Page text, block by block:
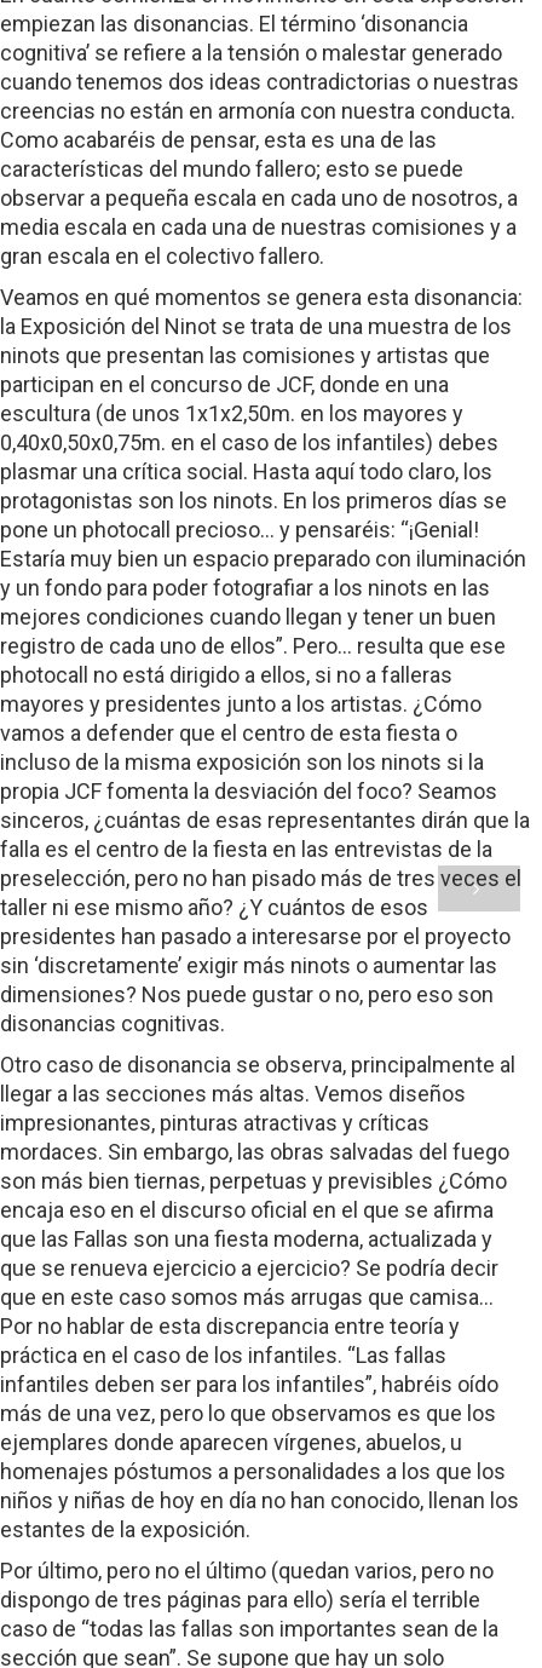
empiezan las disonancias. El término ‘disonancia
cognitiva’ se refiere a la tensión o malestar generado
cuando tenemos dos ideas contradictorias o nuestras
creencias no están en armonía con nuestra conducta.
Como acabaréis de pensar, esta es una de las
características del mundo fallero; esto se puede
observar a pequeña escala en cada uno de nosotros, a
media escala en cada una de nuestras comisiones y a
gran escala en el colectivo fallero.
Veamos en qué momentos se genera esta disonancia:
la Exposición del Ninot se trata de una muestra de los
ninots que presentan las comisiones y artistas que
participan en el concurso de JCF, donde en una
escultura (de unos 1x1x2,50m. en los mayores y
0,40x0,50x0,75m. en el caso de los infantiles) debes
plasmar una crítica social. Hasta aquí todo claro, los
protagonistas son los ninots. En los primeros días se
pone un photocall precioso… y pensaréis: “¡Genial!
Estaría muy bien un espacio preparado con iluminación
y un fondo para poder fotografiar a los ninots en las
mejores condiciones cuando llegan y tener un buen
registro de cada uno de ellos”. Pero… resulta que ese
photocall no está dirigido a ellos, si no a falleras
mayores y presidentes junto a los artistas. ¿Cómo
vamos a defender que el centro de esta fiesta o
incluso de la misma exposición son los ninots si la
propia JCF fomenta la desviación del foco? Seamos
sinceros, ¿cuántas de esas representantes dirán que la
falla es el centro de la fiesta en las entrevistas de la
preselección, pero no han pisado más de tres veces el
taller ni ese mismo año? ¿Y cuántos de esos
presidentes han pasado a interesarse por el proyecto
sin ‘discretamente’ exigir más ninots o aumentar las
dimensiones? Nos puede gustar o no, pero eso son
disonancias cognitivas.
Otro caso de disonancia se observa, principalmente al
llegar a las secciones más altas. Vemos diseños
impresionantes, pinturas atractivas y críticas
mordaces. Sin embargo, las obras salvadas del fuego
son más bien tiernas, perpetuas y previsibles ¿Cómo
encaja eso en el discurso oficial en el que se afirma
que las Fallas son una fiesta moderna, actualizada y
que se renueva ejercicio a ejercicio? Se podría decir
que en este caso somos más arrugas que camisa…
Por no hablar de esta discrepancia entre teoría y
práctica en el caso de los infantiles. “Las fallas
infantiles deben ser para los infantiles”, habréis oído
más de una vez, pero lo que observamos es que los
ejemplares donde aparecen vírgenes, abuelos, u
homenajes póstumos a personalidades a los que los
niños y niñas de hoy en día no han conocido, llenan los
estantes de la exposición.
Por último, pero no el último (quedan varios, pero no
dispongo de tres páginas para ello) sería el terrible
caso de “todas las fallas son importantes sean de la
sección que sean”. Se supone que hay un solo